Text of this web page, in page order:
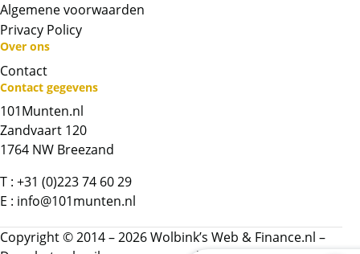
BTW
Goudbaren zijn vrijgesteld van btw.
Whatsapp ons!
Algemene voorwaarden
Privacy Policy
Over ons
Contact
Contact gegevens
101Munten.nl
Zandvaart 120
1764 NW Breezand
T : +31 (0)223 74 60 29
E : info@101munten.nl
Copyright © 2014 – 2026 Wolbink’s Web & Finance.nl –